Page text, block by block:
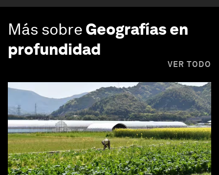
Más sobre Geografías en
profundidad
VER TODO